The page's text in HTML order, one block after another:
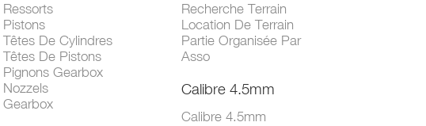
Ressorts
Pistons
Têtes De Cylindres
Têtes De Pistons
Pignons Gearbox
Nozzels
Gearbox
Recherche Terrain
Location De Terrain
Partie Organisée Par
Asso
Calibre 4.5mm
Calibre 4.5mm